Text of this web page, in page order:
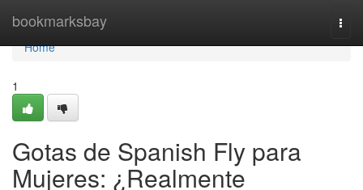
bookmarksbay
Home
Home
1
Gotas de Spanish Fly para
Mujeres: ¿Realmente